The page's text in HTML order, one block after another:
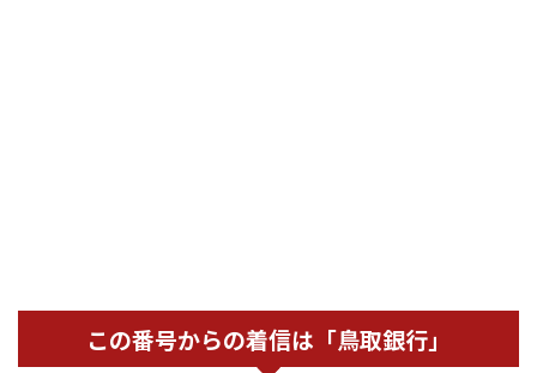
この番号からの着信は「鳥取銀行」